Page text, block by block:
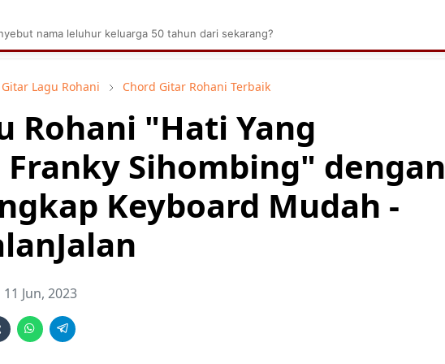
Aplikasi Pabrik Kelapa Sawit Tarombo Batak
Lagu Rohani Chord Gitar Rohani Terbaik
Rohani "Hati Yang
Franky Sihombing" dengan
Keyboard Mudah -
11 Jun, 2023
nama leluhur keluarga 50 tahun dari sekarang?